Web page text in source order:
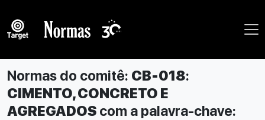
Normas do comitê: CB-018:
CIMENTO, CONCRETO E
AGREGADOS com a palavra-chave: